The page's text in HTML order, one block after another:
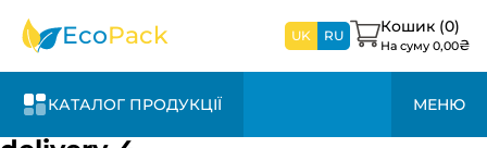
часом
EcoPack UK RU Кошик (0)
На суму 0,00₴
КАТАЛОГ ПРОДУКЦІЇ МЕНЮ